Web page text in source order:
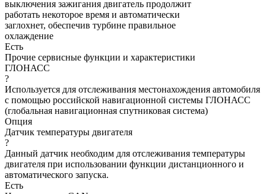
выключения зажигания двигатель продолжит
работать некоторое время и автоматически
заглохнет, обеспечив турбине правильное
охлаждение
Есть
Прочие сервисные функции и характеристики
ГЛОНАСС
?
Используется для отслеживания местонахождения автомобиля
с помощью российской навигационной системы ГЛОНАСС
(глобальная навигационная спутниковая система)
Опция
Датчик температуры двигателя
?
Данный датчик необходим для отслеживания температуры
двигателя при использовании функции дистанционного и
автоматического запуска.
Есть